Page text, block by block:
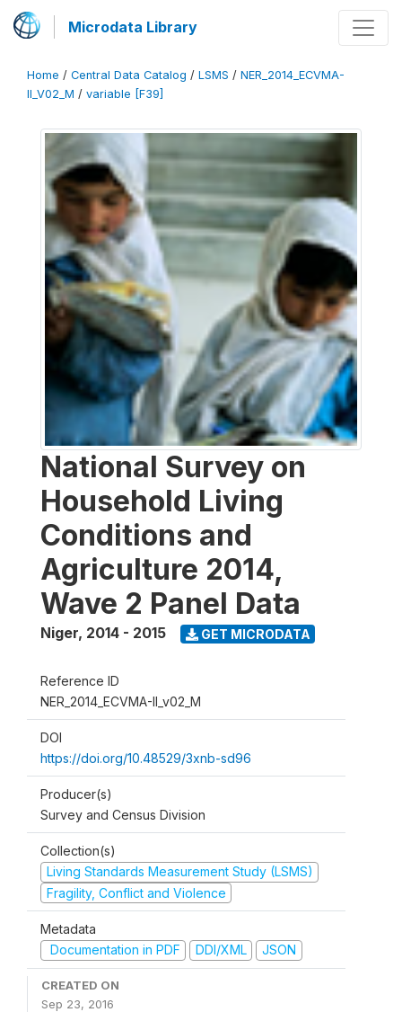
Microdata Library
Home / Central Data Catalog / LSMS / NER_2014_ECVMA-
II_V02_M / variable [F39]
National Survey on
Household Living
Conditions and
Agriculture 2014,
Wave 2 Panel Data
Niger, 2014 - 2015 GET MICRODATA
Reference ID
NER_2014_ECVMA-II_v02_M
DOI
https://doi.org/10.48529/3xnb-sd96
Producer(s)
Survey and Census Division
Collection(s)
Living Standards Measurement Study (LSMS)
Fragility, Conflict and Violence
Metadata
Documentation in PDF
DDI/XML JSON
CREATED ON
Sep 23, 2016